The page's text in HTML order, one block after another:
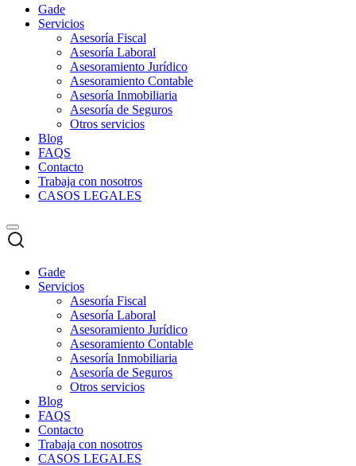
Gade
Servicios
Asesoría Fiscal
Asesoría Laboral
Asesoramiento Jurídico
Asesoramiento Contable
Asesoría Inmobiliaria
Asesoría de Seguros
Otros servicios
Blog
FAQS
Contacto
Trabaja con nosotros
CASOS LEGALES
Gade
Servicios
Asesoría Fiscal
Asesoría Laboral
Asesoramiento Jurídico
Asesoramiento Contable
Asesoría Inmobiliaria
Asesoría de Seguros
Otros servicios
Blog
FAQS
Contacto
Trabaja con nosotros
CASOS LEGALES